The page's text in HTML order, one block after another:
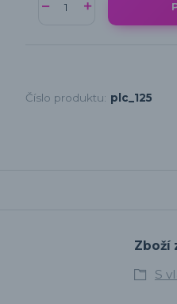
Číslo produktu: plc_125
Zboží
S